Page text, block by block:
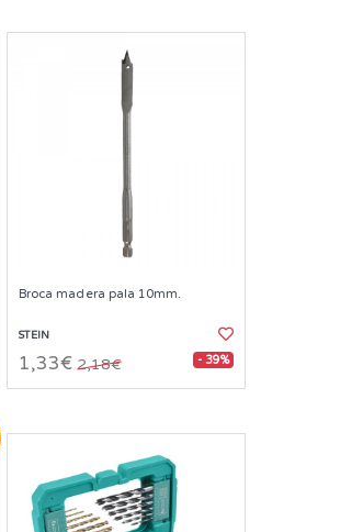
Broca madera pala 10mm.
STEIN
1,33€ 2,18€ - 39%